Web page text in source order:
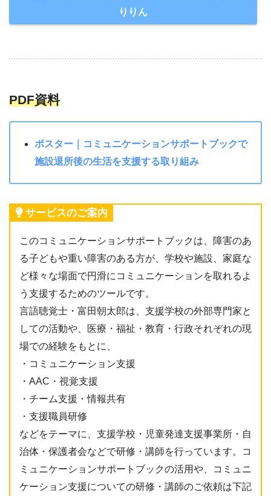
りりん
PDF資料
ポスター｜コミュニケーションサポートブックで
施設退所後の生活を支援する取り組み
サービスのご案内
このコミュニケーションサポートブックは、障害のあ
る子どもや重い障害のある方が、学校や施設、家庭な
ど様々な場面で円滑にコミュニケーションを取れるよ
う支援するためのツールです。
言語聴覚士・富田朝太郎は、支援学校の外部専門家と
しての活動や、医療・福祉・教育・行政それぞれの現
場での経験をもとに、
・コミュニケーション支援
・AAC・視覚支援
・チーム支援・情報共有
・支援職員研修
などをテーマに、支援学校・児童発達支援事業所・自
治体・保護者会などで研修・講師を行っています。コ
ミュニケーションサポートブックの活用や、コミュニ
ケーション支援についての研修・講師のご依頼は下記